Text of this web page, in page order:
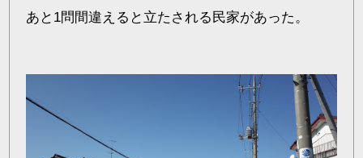
あと1問間違えると立たされる民家があった。